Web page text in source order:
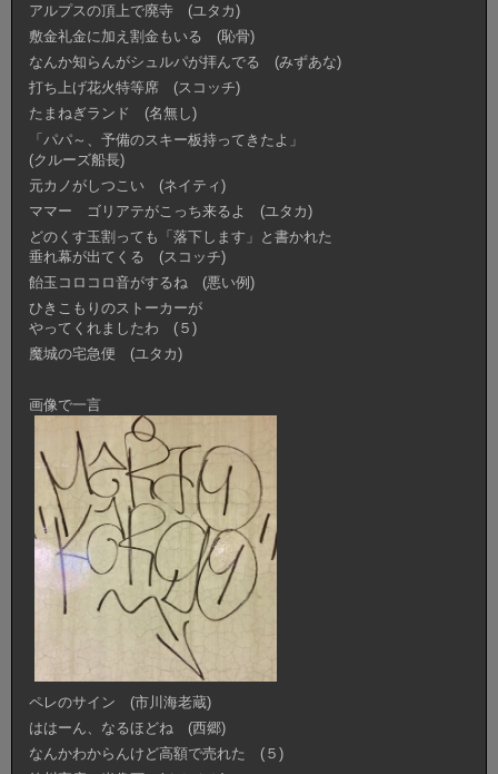
アルプスの頂上で廃寺 (ユタカ)
敷金礼金に加え割金もいる (恥骨)
なんか知らんがシュルパが拝んでる (みずあな)
打ち上げ花火特等席 (スコッチ)
たまねぎランド (名無し)
「パパ～、予備のスキー板持ってきたよ」
(クルーズ船長)
元カノがしつこい (ネイティ)
ママー ゴリアテがこっち来るよ (ユタカ)
どのくす玉割っても「落下します」と書かれた
垂れ幕が出てくる (スコッチ)
飴玉コロコロ音がするね (悪い例)
ひきこもりのストーカーが
やってくれましたわ (５)
魔城の宅急便 (ユタカ)
画像で一言
ペレのサイン (市川海老蔵)
ははーん、なるほどね (西郷)
なんかわからんけど高額で売れた (５)